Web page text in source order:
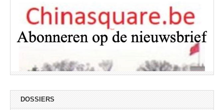
DOSSIERS